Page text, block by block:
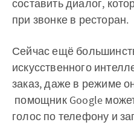
составить диалог,
при звонке в ресторан.
Сейчас ещё
искусственного
заказ, даже в режиме
помощник Google
голос по телефону и